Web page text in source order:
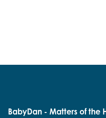
BabyDan - Matters of the